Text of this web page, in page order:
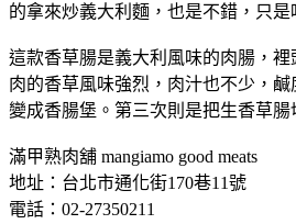
的拿來炒義大利麵，也是不錯，只
這款香草腸是義大利風味的肉腸，
肉的香草風味強烈，肉汁也不少，
變成香腸堡。第三次則是把生香草
滿甲熟肉舖 mangiamo good meats
地址：台北市通化街170巷11號
電話：02-27350211